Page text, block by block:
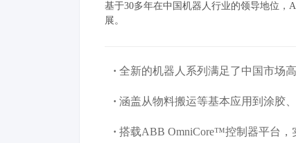
基于30多年在中国机器人行业的领导地位，
展。
· 全新的机器人系列满足了中国市场
· 涵盖从物料搬运等基本应用到涂胶
· 搭载ABB OmniCore™控制器平台，